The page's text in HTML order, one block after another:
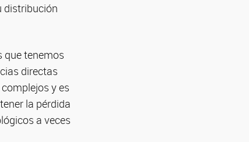
distribución
que tenemos
directas
y es
la pérdida
a veces